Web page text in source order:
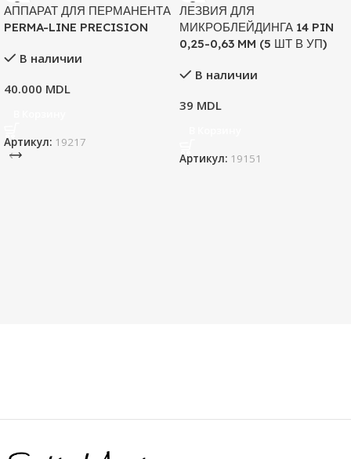
АППАРАТ ДЛЯ ПЕРМАНЕНТА
PERMA-LINE PRECISION
В наличии
40.000 MDL
Артикул: 19217
ЛЕЗВИЯ ДЛЯ
МИКРОБЛЕЙДИНГА 14 PIN
0,25-0,63 MM (5 ШТ В УП)
В наличии
39 MDL
Артикул: 19151